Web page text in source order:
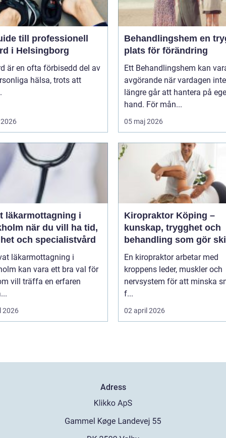
till professionell
i Helsingborg
är en ofta förbisedd del av
hälsa, trots att
Behandlingshem en trygg
plats för förändring
Ett Behandlingshem kan
avgörande när vardagen inte
längre går att hantera på
hand. För mån...
05 maj 2026
läkarmottagning i
vill ha tid,
och specialistvård
läkarmottagning i
kan vara ett bra val för
vill träffa en erfaren
2026
Kiropraktor Köping –
kunskap, trygghet och
behandling som gör
En kiropraktor arbetar med
kroppens leder, muskler och
nervsystem för att minska
f...
02 april 2026
Adress